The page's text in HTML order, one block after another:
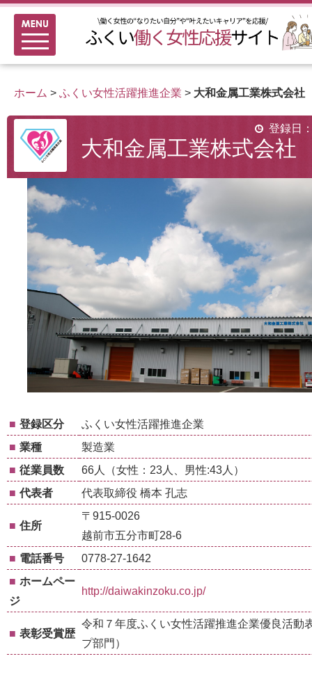
ホーム > ふくい女性活躍推進企業 > 大和金属工業株式会社
大和金属工業株式会社
登録日
■ 登録区分
ふくい女性活躍推進企業
■ 業種
製造業
■ 従業員数
66人（女性：23人、男性:43人）
■ 代表者 代表取締役 橋本 孔志
■ 住所
〒915-0026
越前市五分市町28-6
■ 電話番号
0778-27-1642
■ ホームペー
ジ
http://daiwakinzoku.co.jp/
■ 表彰受賞歴
令和７年度ふくい女性活躍推進企業優良活動
プ部門）
メニュー
新着情報
ふくい女性活躍推進企業
女性の多様なチャレンジ応援
家事シェアのススメ